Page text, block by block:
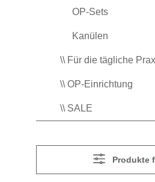
OP-Sets
Kanülen
\\ Für die tägliche
\\ OP-Einrichtung
\\ SALE
Produkte